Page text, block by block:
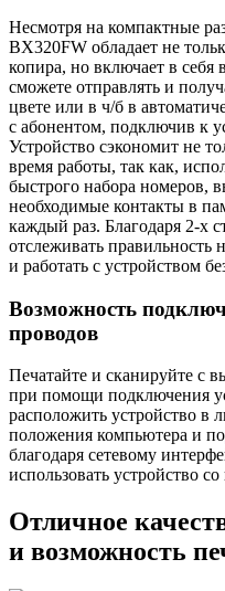
Несмотря на компактные
BX320FW обладает не
копира, но включает в
сможете отправлять и
цвете или в ч/б в
с абонентом, подключив к
Устройство сэкономит не
время работы, так как,
быстрого набора номеров,
необходимые контакты в
каждый раз. Благодаря 2-х
отслеживать правильность
и работать с устройством
Возможность
проводов
Печатайте и сканируйте с
при помощи подключения
расположить устройство в
положения компьютера и
благодаря сетевому
использовать устройство
Отличное
и возможность